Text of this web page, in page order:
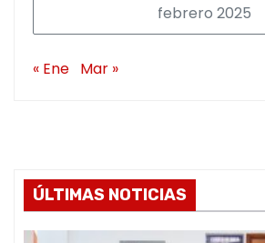
febrero 2025
« Ene Mar »
ÚLTIMAS NOTICIAS